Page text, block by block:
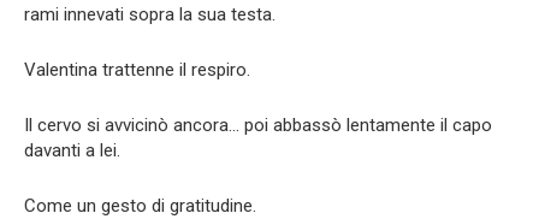
rami innevati sopra la sua testa.
Valentina trattenne il respiro.
Il cervo si avvicinò ancora… poi abbassò lentamente il capo
davanti a lei.
Come un gesto di gratitudine.